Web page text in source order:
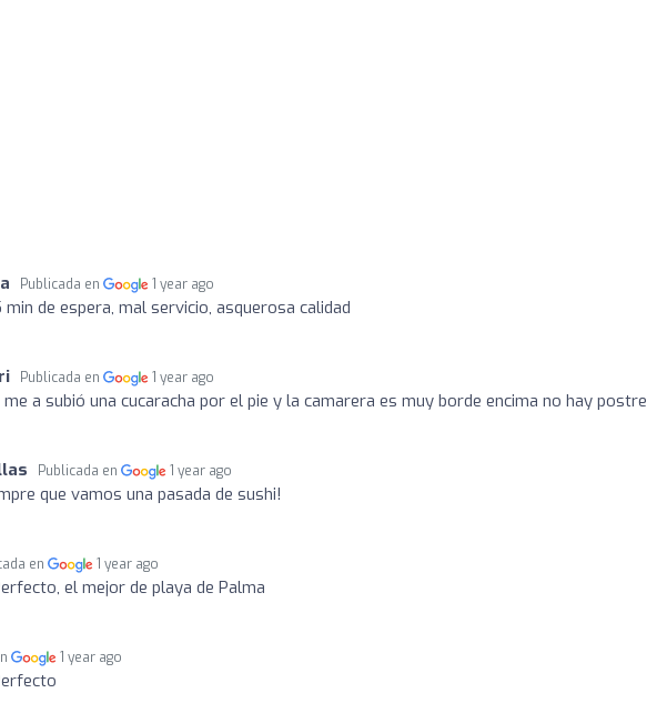
Publicada en 1 year ago
min de espera, mal servicio, asquerosa calidad
Publicada en 1 year ago
me a subió una cucaracha por el pie y la camarera es muy borde encima no hay postre
Publicada en 1 year ago
que vamos una pasada de sushi!
en 1 year ago
el mejor de playa de Palma
1 year ago